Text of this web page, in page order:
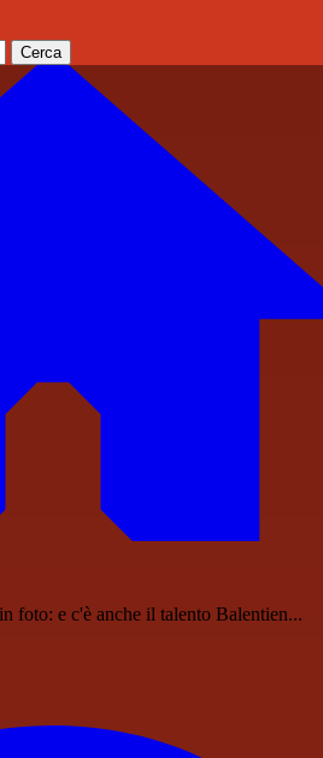
Cerca
foto: e c'è anche il talento Balentien...